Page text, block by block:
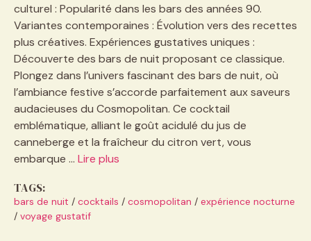
culturel : Popularité dans les bars des années 90.
Variantes contemporaines : Évolution vers des recettes
plus créatives. Expériences gustatives uniques :
Découverte des bars de nuit proposant ce classique.
Plongez dans l’univers fascinant des bars de nuit, où
l’ambiance festive s’accorde parfaitement aux saveurs
audacieuses du Cosmopolitan. Ce cocktail
emblématique, alliant le goût acidulé du jus de
canneberge et la fraîcheur du citron vert, vous
embarque … Lire plus
TAGS:
bars de nuit / cocktails / cosmopolitan / expérience nocturne
/ voyage gustatif